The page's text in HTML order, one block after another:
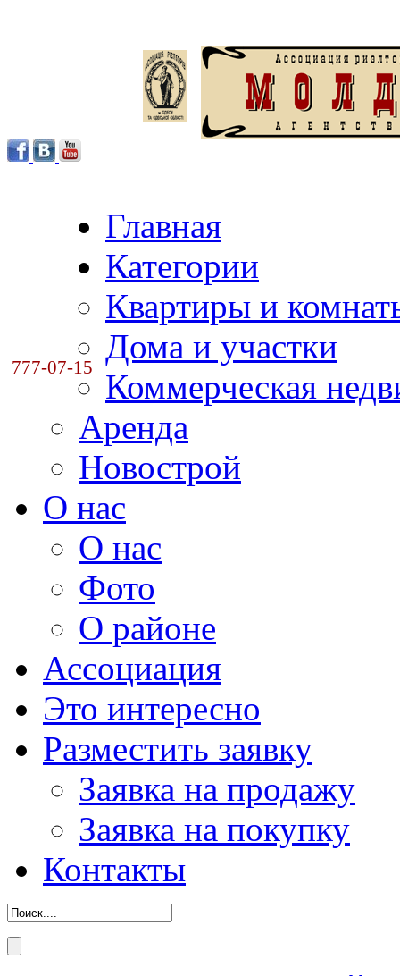
777-07-15
Главная
Категории
Квартиры и
Дома и участки
Коммерческая
Аренда
Новострой
О нас
О нас
Фото
О районе
Ассоциация
Это интересно
Разместить заявку
Заявка на продажу
Заявка на покупку
Контакты